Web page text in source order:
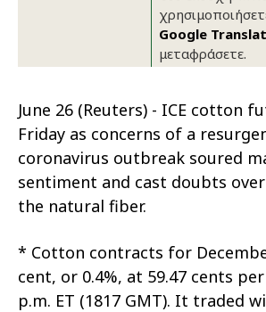
Πως θα μας βρείτε
Πως θα μας βρείτε
Πως θα μας βρείτε
Πως θα μας βρείτε
Πως θα μας βρείτε
Πως θα μας βρείτε
Google
μεταφράσετε.
June 26 (Reuters) - ICE cotton
Friday as concerns of a
coronavirus outbreak soured
sentiment and cast doubts
the natural fiber.
* Cotton contracts for
cent, or 0.4%, at 59.47 cents
p.m. ET (1817 GMT). It traded